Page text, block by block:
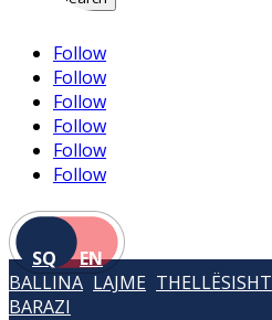
Follow
Follow
Follow
Follow
Follow
Follow
SQ EN
BALLINA LAJME THELLËSISHT
BARAZI